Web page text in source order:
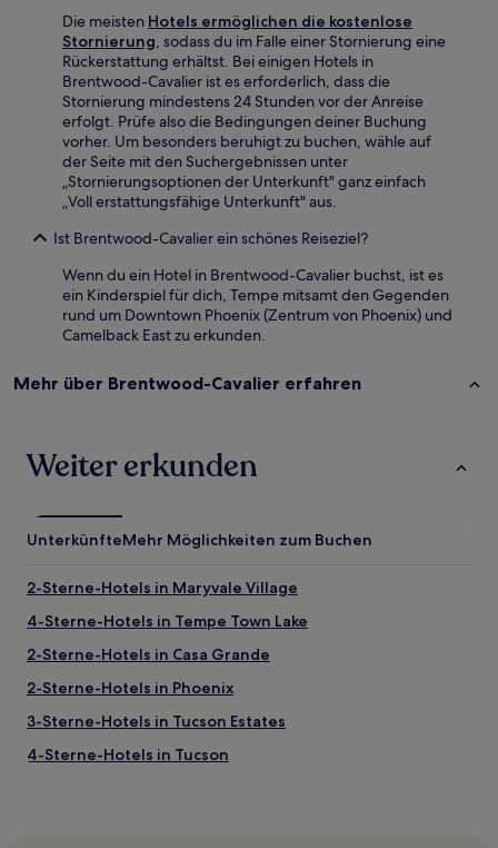
Die meisten Hotels ermöglichen die kostenlose
Stornierung, sodass du im Falle einer Stornierung eine
Rückerstattung erhältst. Bei einigen Hotels in
Brentwood-Cavalier ist es erforderlich, dass die
Stornierung mindestens 24 Stunden vor der Anreise
erfolgt. Prüfe also die Bedingungen deiner Buchung
vorher. Um besonders beruhigt zu buchen, wähle auf
der Seite mit den Suchergebnissen unter
„Stornierungsoptionen der Unterkunft" ganz einfach
„Voll erstattungsfähige Unterkunft" aus.
Ist Brentwood-Cavalier ein schönes Reiseziel?
Wenn du ein Hotel in Brentwood-Cavalier buchst, ist es
ein Kinderspiel für dich, Tempe mitsamt den Gegenden
rund um Downtown Phoenix (Zentrum von Phoenix) und
Camelback East zu erkunden.
Mehr über Brentwood-Cavalier erfahren
Weiter erkunden
UnterkünfteMehr Möglichkeiten zum Buchen
2-Sterne-Hotels in Maryvale Village
4-Sterne-Hotels in Tempe Town Lake
2-Sterne-Hotels in Casa Grande
2-Sterne-Hotels in Phoenix
3-Sterne-Hotels in Tucson Estates
4-Sterne-Hotels in Tucson